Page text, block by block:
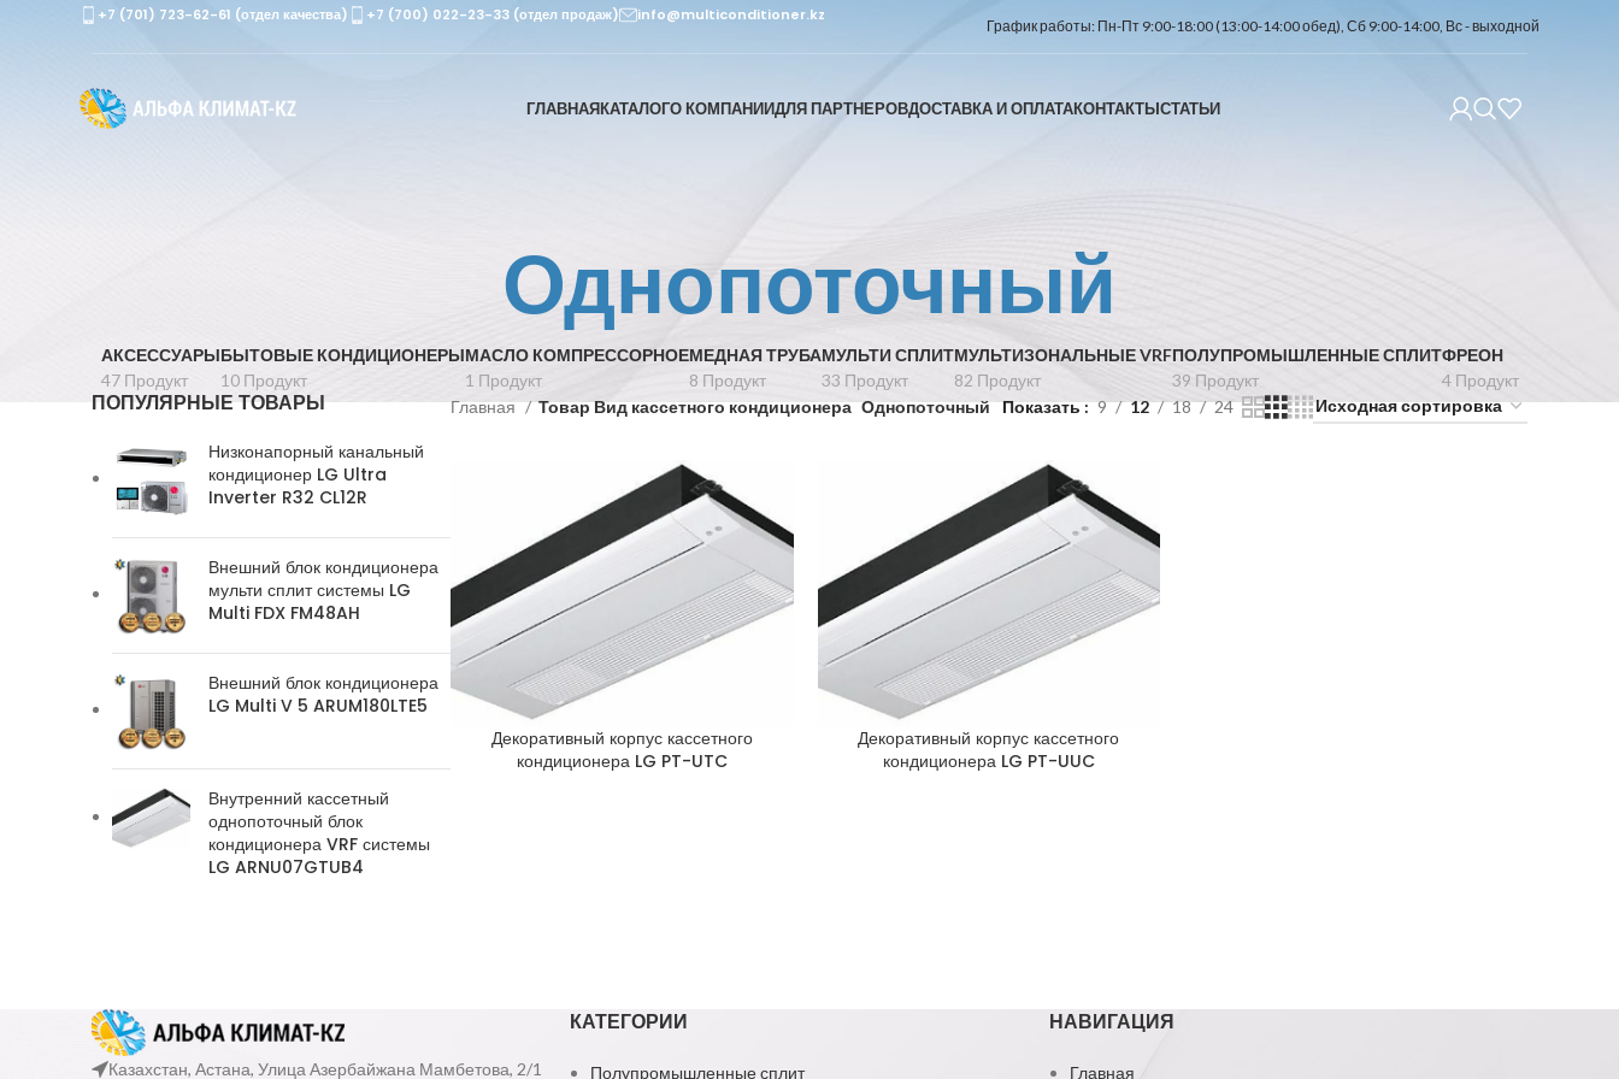
+7 (701) 723-62-61 (отдел качества) +7 (700) 022-23-33 (отдел продаж) info@multiconditioner.kz
График работы: Пн-Пт 9:00-18:00 (13:00-14:00 обед), Сб 9:00-14:00, Вс - выходной
ГЛАВНАЯКАТАЛОГО КОМПАНИИДЛЯ ПАРТНЕРОВДОСТАВКА И ОПЛАТАКОНТАКТЫСТАТЬИ
Однопоточный
АКСЕССУАРЫ
47 Продукт
БЫТОВЫЕ КОНДИЦИОНЕРЫ
10 Продукт
МАСЛО КОМПРЕССОРНОЕ
1 Продукт
МЕДНАЯ ТРУБА
8 Продукт
МУЛЬТИ СПЛИТ
33 Продукт
МУЛЬТИЗОНАЛЬНЫЕ VRF
82 Продукт
ПОЛУПРОМЫШЛЕННЫЕ СПЛИТ
39 Продукт
ФРЕОН
4 Продукт
ПОПУЛЯРНЫЕ ТОВАРЫ
Низконапорный канальный
кондиционер LG Ultra
Inverter R32 CL12R
Внешний блок кондиционера
мульти сплит системы LG
Multi FDX FM48AH
Внешний блок кондиционера
LG Multi V 5 ARUM180LTE5
Внутренний кассетный
однопоточный блок
кондиционера VRF системы
LG ARNU07GTUB4
Главная Товар Вид кассетного кондиционера Однопоточный Показать 9 12 18 24
Декоративный корпус кассетного
кондиционера LG PT-UTC
Декоративный корпус кассетного
кондиционера LG PT-UUC
Казахстан, Астана, Улица Азербайжана Мамбетова, 2/1
КАТЕГОРИИ
Полупромышленные сплит
НАВИГАЦИЯ
Главная